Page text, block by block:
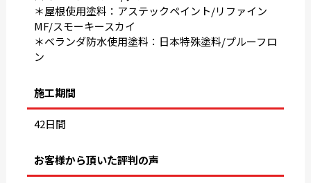
＊屋根使用塗料：アステックペイント/リファイン
MF/スモーキースカイ
＊ベランダ防水使用塗料：日本特殊塗料/プルーフロ
ン
施工期間
42日間
お客様から頂いた評判の声